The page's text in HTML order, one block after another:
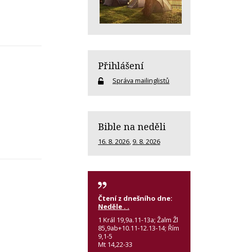
Přihlášení
Správa mailinglistů
Bible na neděli
16. 8. 2026 9. 8. 2026
Čtení z dnešního dne:
Neděle . .
1 Král 19,9a.11-13a; Žalm Žl
85,9ab+10.11-12.13-14; Řím
9,1-5
Mt 14,22-33